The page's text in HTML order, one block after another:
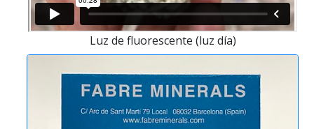
Luz de fluorescente (luz día)